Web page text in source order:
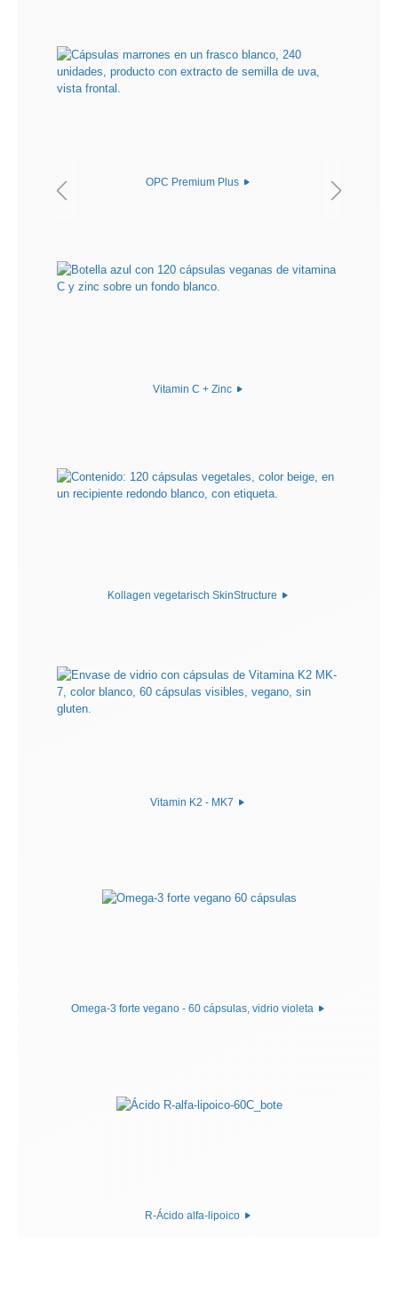
OPC Premium Plus
Vitamin C + Zinc
Kollagen vegetarisch SkinStructure
Vitamin K2 - MK7
Omega-3 forte vegano - 60 cápsulas, vidrio violeta
R-Ácido alfa-lipoico